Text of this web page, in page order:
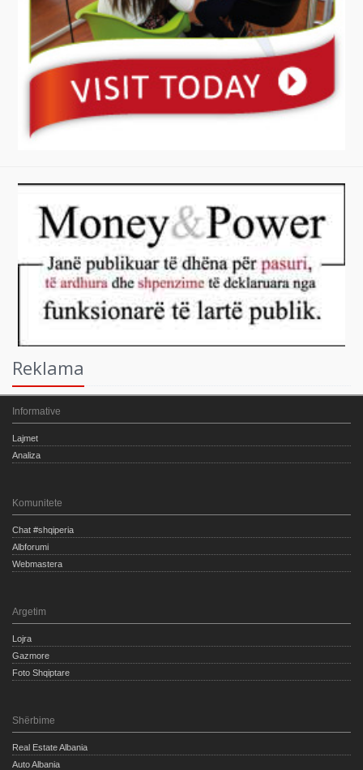
Reklama
Informative
Lajmet
Analiza
Komunitete
Chat #shqiperia
Albforumi
Webmastera
Argetim
Lojra
Gazmore
Foto Shqiptare
Shërbime
Real Estate Albania
Auto Albania